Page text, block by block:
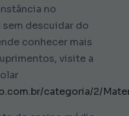
no
descuidar do
conhecer mais
visite a
categoria/2/